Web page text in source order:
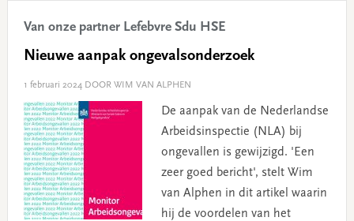
Van onze partner Lefebvre Sdu HSE
Nieuwe aanpak ongevalsonderzoek
1 februari 2024DOOR WIM VAN ALPHEN
De aanpak van de Nederlandse
Arbeidsinspectie (NLA) bij
ongevallen is gewijzigd. 'Een
zeer goed bericht', stelt Wim
van Alphen in dit artikel waarin
hij de voordelen van het